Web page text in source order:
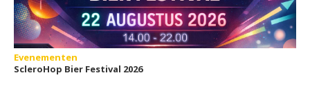
Evenementen
ScleroHop Bier Festival 2026